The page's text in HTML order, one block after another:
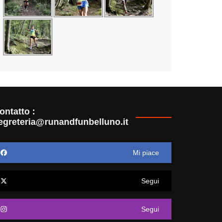
:
Mi piace
Segui
Segui